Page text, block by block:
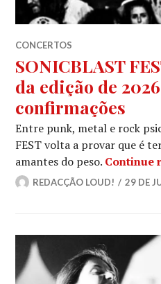
CONCERTOS
SONICBLAST
da edição de
confirmações
Entre punk, metal e rock
FEST volta a provar que é
amantes do peso. Continue
REDACÇÃO LOUD! 29 DE